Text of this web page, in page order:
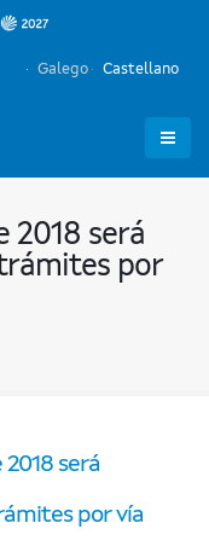
Galego Castellano
2018 será
por
será
por vía